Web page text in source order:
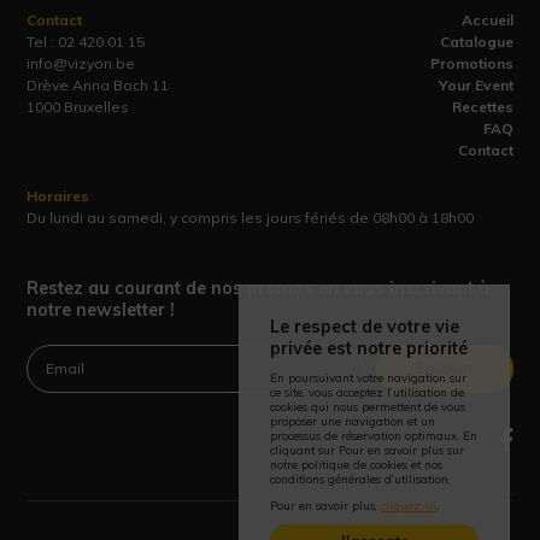
Accueil
Catalogue
Promotions
Your Event
Recettes
FAQ
Contact
Contact
Tel : 02 420 01 15
info@vizyon.be
Drève Anna Boch 11
1000 Bruxelles
Horaires
Du lundi au samedi, y compris les jours fériés de 08h00 à 18h00
Restez au courant de nos promos en vous inscrivant à
notre newsletter !
Le respect de votre vie
privée est notre priorité
En poursuivant votre navigation sur
ce site, vous acceptez l’utilisation de
cookies qui nous permettent de vous
proposer une navigation et un
processus de réservation optimaux. En
cliquant sur Pour en savoir plus sur
notre politique de cookies et nos
conditions générales d’utilisation,
Pour en savoir plus, cliquez ici